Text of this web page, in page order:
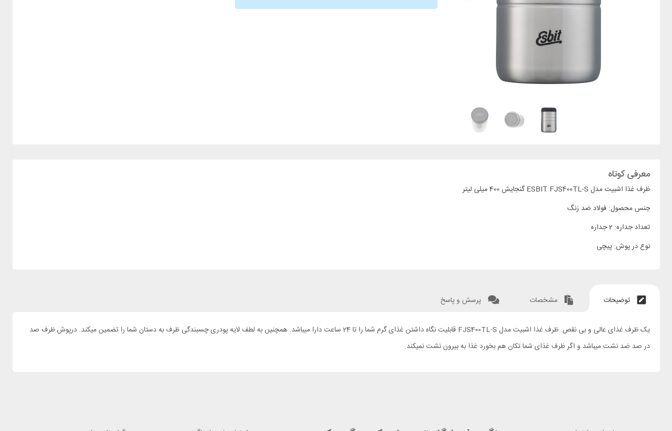
معرفی کوتاه
ظرف غذا اشبیت مدل ESBIT FJS400TL-S گنجایش 400 میلی لیتر
جنس محصول: فولاد ضد زنگ
تعداد جداره: 2 جداره
نوع در پوش: پیچی
توضیحات مشخصات پرسش و پاسخ
یک ظرف غذای عالی و بی نقص. ظرف غذا اشبیت مدل FJS400TL-S قابلیت نگاه داشتن غذای گرم شما را تا 24 ساعت دارا میباشد. همچنین به لطف لایه پودری چسبندگی ظرف به دستان شما را تضمین میکند. درپوش ظرف صد
در صد ضد نشت میباشد و اگر ظرف غذای شما تکان هم بخورد غذا به بیرون نشت نمیکند.